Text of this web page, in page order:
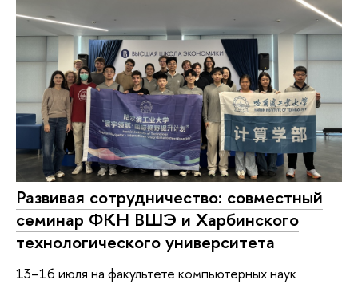
Развивая сотрудничество: совместный
семинар ФКН ВШЭ и Харбинского
технологического университета
13–16 июля на факультете компьютерных наук